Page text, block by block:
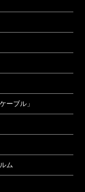
ーブル」
ム